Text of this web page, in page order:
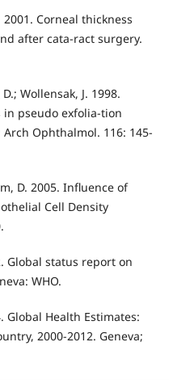
Corneal thickness
after cata-ract surgery.
Wollensak, J. 1998.
pseudo exfolia-tion
Ophthalmol. 116: 145-
D. 2005. Influence of
Cell Density
Global status report on
WHO.
Global Health Estimates:
2000-2012. Geneva;